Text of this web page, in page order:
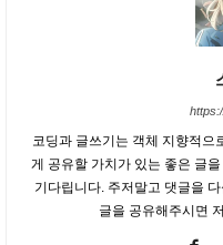
코딩과 글쓰기는 객체 지향적으
게 공유할 가치가 있는 좋은 글
기다립니다. 주저말고 댓글을
글을 공유해주시면